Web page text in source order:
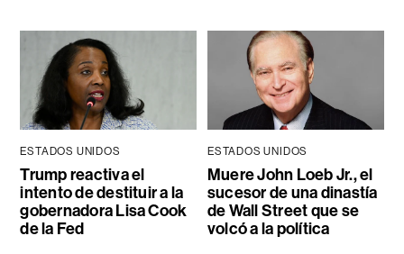
ESTADOS UNIDOS
Trump reactiva el
intento de destituir a la
gobernadora Lisa Cook
de la Fed
ESTADOS UNIDOS
Muere John Loeb Jr., el
sucesor de una dinastía
de Wall Street que se
volcó a la política